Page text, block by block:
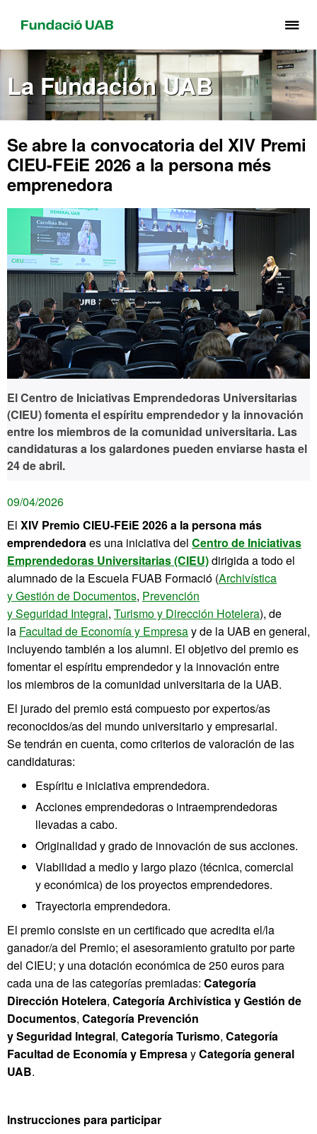
el
de
La Fundación UAB
Se abre la convocatoria del XIV Premi
CIEU-FEiE 2026 a la persona més
emprenedora
El Centro de Iniciativas Emprendedoras Universitarias
(CIEU) fomenta el espíritu emprendedor y la innovación
entre los miembros de la comunidad universitaria. Las
candidaturas a los galardones pueden enviarse hasta el
24 de abril.
09/04/2026
El XIV Premio CIEU-FEiE 2026 a la persona más
emprendedoraes una iniciativa del Centro de Iniciativas
Emprendedoras Universitarias (CIEU)dirigida a todo el
alumnado de la Escuela FUAB Formació (Archivística
y Gestión de Documentos, Prevención
y Seguridad Integral, Turismo y Dirección Hotelera), de
la Facultad de Economía y Empresay de la UAB en general,
incluyendo también a los alumni. El objetivo del premio es
fomentar el espíritu emprendedor y la innovación entre
los miembros de la comunidad universitaria de la UAB.
El jurado del premio está compuesto por expertos/as
reconocidos/as del mundo universitario y empresarial.
Se tendrán en cuenta, como criterios de valoración de las
candidaturas:
Espíritu e iniciativa emprendedora.
Acciones emprendedoras o intraemprendedoras
llevadas a cabo.
Originalidad y grado de innovación de sus acciones.
Viabilidad a medio y largo plazo (técnica, comercial
y económica) de los proyectos emprendedores.
Trayectoria emprendedora.
El premio consiste en un certificado que acredita el/la
ganador/a del Premio; el asesoramiento gratuito por parte
del CIEU; y una dotación económica de 250 euros para
cada una de las categorías premiadas: Categoría
Dirección Hotelera, Categoría Archivística y Gestión de
Documentos, Categoría Prevención
y Seguridad Integral, Categoría Turismo, Categoría
Facultad de Economía y EmpresayCategoría general
UAB.
Instrucciones para participar